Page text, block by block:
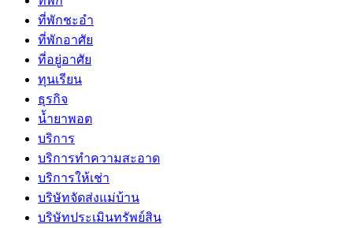
ที่พักชะอำ
ที่พักอาศัย
ที่อยู่อาศัย
ทุนเรียน
ธุรกิจ
น้ำยาพอต
บริการ
บริการทำความสะอาด
บริการให้เช่า
บริษัทจัดส่งแม่บ้าน
บริษัทประเมินทรัพย์สิน